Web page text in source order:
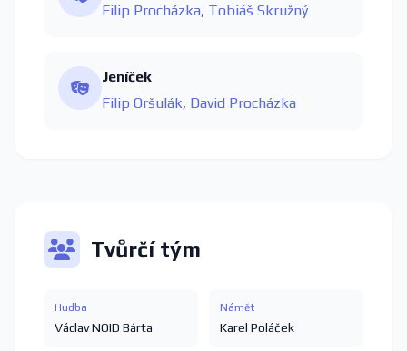
Filip Procházka, Tobiáš Skružný
Jeníček
Filip Oršulák, David Procházka
Tvůrčí tým
Hudba
Václav NOID Bárta
Námět
Karel Poláček